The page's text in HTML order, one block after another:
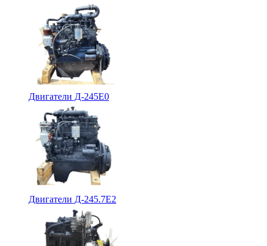
Двигатели Д-245Е0
Двигатели Д-245.7Е2